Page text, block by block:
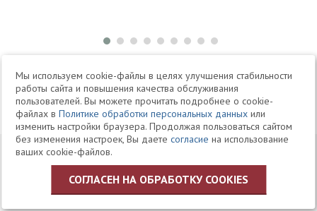
+7 495 504-34-61
Telegram Max
© 1994-2026 Юридическая Фирма «Клифф»
Юридические услуги, аудит, офшоры
Политика ЗАО «Юридическая фирма «КЛИФФ» в отношении
обработки персональных данных пользователей
Мы используем cookie-файлы в целях улучшения стабильности
работы сайта и повышения качества обслуживания
пользователей. Вы можете прочитать подробнее о cookie-
файлах вПолитике обработки персональных данных или
изменить настройки браузера. Продолжая пользоваться сайтом
без изменения настроек, Вы даетесогласие на использование
ваших cookie-файлов.
СОГЛАСЕН НА ОБРАБОТКУ COOKIES